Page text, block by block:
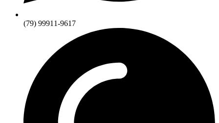
(79) 99911-9617